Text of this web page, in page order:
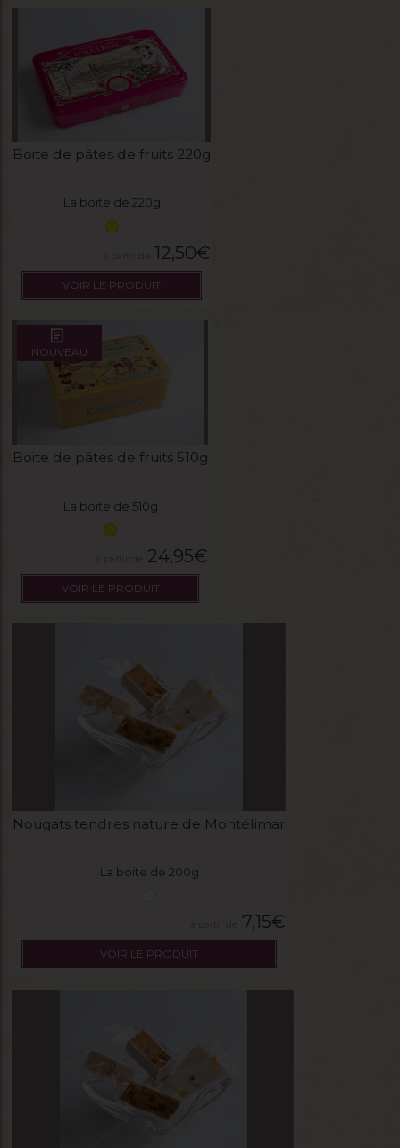
Boite de pâtes de fruits 220g
La boite de 220g
12,50€
VOIR LE PRODUIT
NOUVEAU
Boite de pâtes de fruits 510g
La boite de 510g
24,95€
VOIR LE PRODUIT
Nougats tendres nature de Montélimar
La boite de 200g
7,15€
VOIR LE PRODUIT